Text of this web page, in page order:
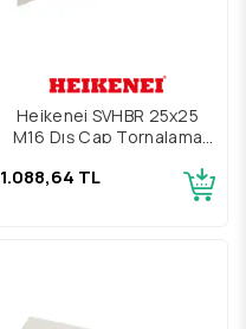
Heikenei SVHBR 25x25
M16 Dış Çap Tornalama
1.088,64 TL